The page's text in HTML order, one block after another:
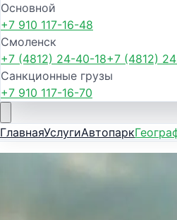
Основной
+7 910 117-16-48
Смоленск
+7 (4812) 24-40-18+7 (4812)
Санкционные грузы
+7 910 117-16-70
ГлавнаяУслугиАвтопарк